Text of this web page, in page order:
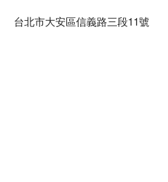
台北市大安區信義路三段11號